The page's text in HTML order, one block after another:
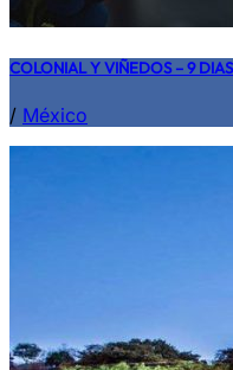
COLONIAL Y VIÑEDOS – 9
/ México